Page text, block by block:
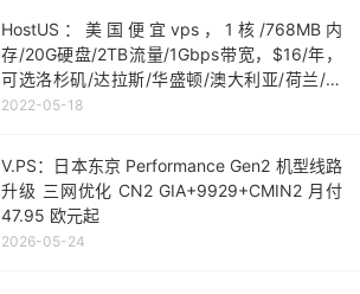
HostUS：美国便宜vps，1核/768MB内
存/20G硬盘/2TB流量/1Gbps带宽，$16/年，
可选洛杉矶/达拉斯/华盛顿/澳大利亚/荷兰/英
国伦敦/中国香港/新加坡7个机房
2022-05-18
V.PS：日本东京 Performance Gen2 机型线路
升级 三网优化 CN2 GIA+9929+CMIN2 月付
47.95 欧元起
2026-05-24